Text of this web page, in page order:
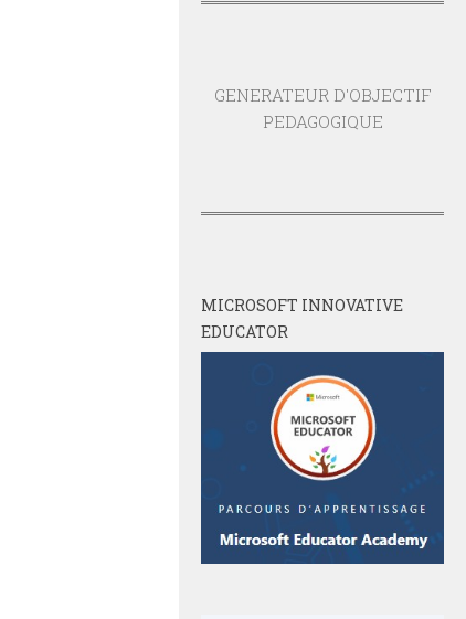
GENERATEUR D'OBJECTIF
PEDAGOGIQUE
MICROSOFT INNOVATIVE
EDUCATOR